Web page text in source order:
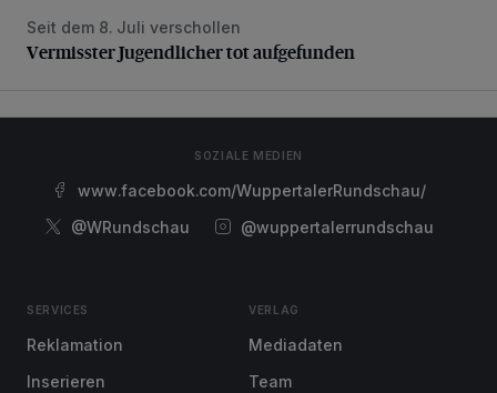
Vermisster Jugendlicher tot aufgefunden
Seit dem 8. Juli verschollen
Vermisster Jugendlicher tot aufgefunden
SOZIALE MEDIEN
www.facebook.com/WuppertalerRundschau/
@WRundschau
@wuppertalerrundschau
SERVICES
Reklamation
Inserieren
VERLAG
Mediadaten
Team